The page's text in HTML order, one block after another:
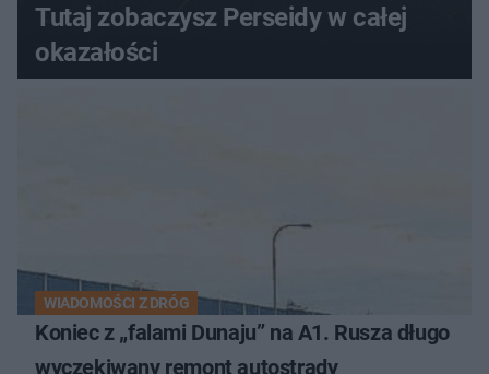
Tutaj zobaczysz Perseidy w całej
okazałości
WIADOMOŚCI Z DRÓG
Koniec z „falami Dunaju” na A1. Rusza długo
wyczekiwany remont autostrady